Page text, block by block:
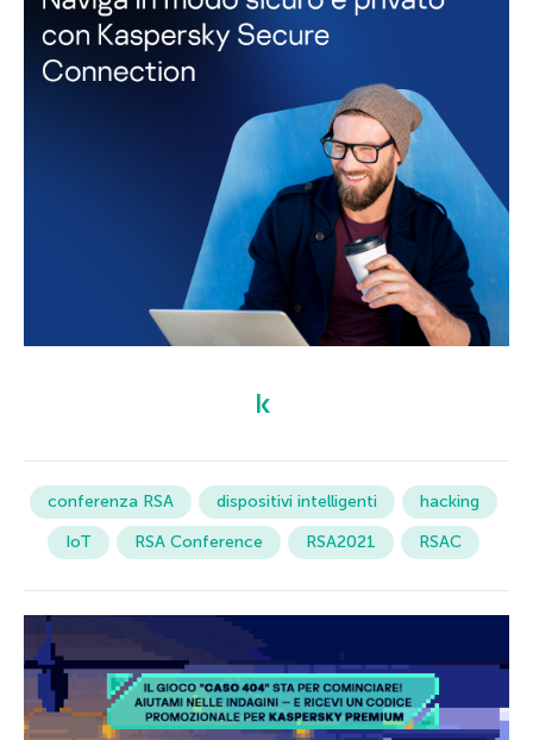
conferenza RSA dispositivi intelligenti
hacking
IoT
RSA Conference RSA2021 RSAC